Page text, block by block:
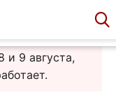
и 9 августа,